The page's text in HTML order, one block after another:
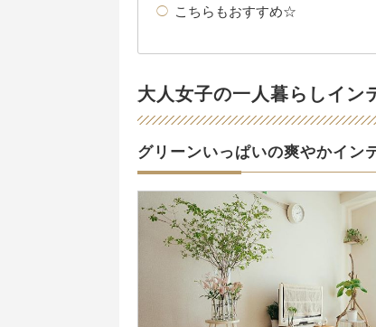
こちらもおすすめ☆
大人女子の一人暮らしイン
グリーンいっぱいの爽やかイン